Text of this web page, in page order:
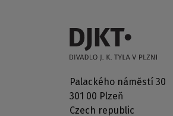
Palackého náměstí 30
301 00 Plzeň
Czech republic